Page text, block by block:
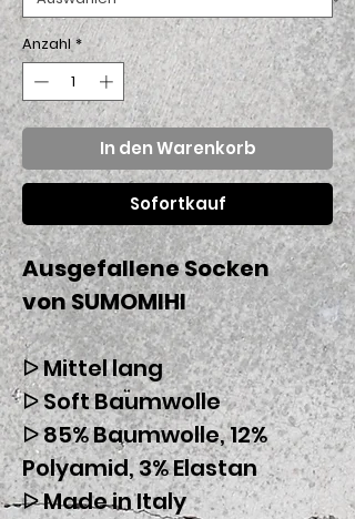
Anzahl *
In den Warenkorb
Sofortkauf
Ausgefallene Socken
von SUMOMIHI
ᐅ Mittel lang
ᐅ Soft Baumwolle
ᐅ 85% Baumwolle, 12%
Polyamid, 3% Elastan
ᐅ Made in Italy